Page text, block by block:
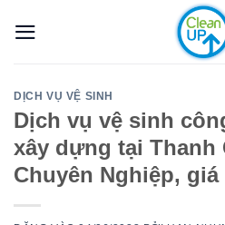
qua
DỊCH VỤ VỆ SINH
Dịch vụ vệ sinh
xây dựng tại Thanh
Chuyên Nghiệp, giá